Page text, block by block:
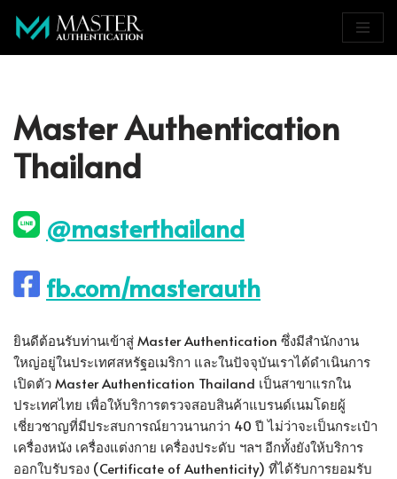
Master Authentication
Thailand
@masterthailand
fb.com/masterauth
ยินดีต้อนรับท่านเข้าสู่ Master Authentication ซึ่งมีสำนักงาน
ใหญ่อยู่ในประเทศสหรัฐอเมริกา และในปัจจุบันเราได้ดำเนินการ
เปิดตัว Master Authentication Thailand เป็นสาขาแรกใน
ประเทศไทย เพื่อให้บริการตรวจสอบสินค้าแบรนด์เนมโดยผู้
เชี่ยวชาญที่มีประสบการณ์ยาวนานกว่า 40 ปี ไม่ว่าจะเป็นกระเป๋า
เครื่องหนัง เครื่องแต่งกาย เครื่องประดับ ฯลฯ อีกทั้งยังให้บริการ
ออกใบรับรอง (Certificate of Authenticity) ที่ได้รับการยอมรับ